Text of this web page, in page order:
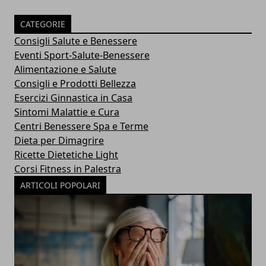
CATEGORIE
Consigli Salute e Benessere
Eventi Sport-Salute-Benessere
Alimentazione e Salute
Consigli e Prodotti Bellezza
Esercizi Ginnastica in Casa
Sintomi Malattie e Cura
Centri Benessere Spa e Terme
Dieta per Dimagrire
Ricette Dietetiche Light
Corsi Fitness in Palestra
ARTICOLI POPOLARI